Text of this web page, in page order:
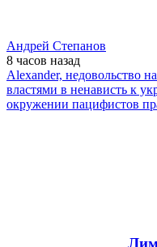
Андрей Степанов
8 часов назад
Alexander, недовольство
властями в ненависть к
окружении пацифистов